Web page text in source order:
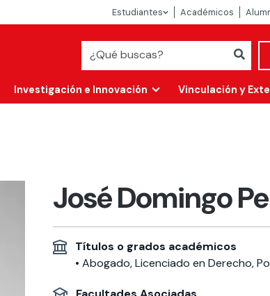
Estudiantes Académicos
Investigación e Innovación Vinculación y
José Domingo
Títulos o grados académicos
• Abogado, Licenciado en Derecho,